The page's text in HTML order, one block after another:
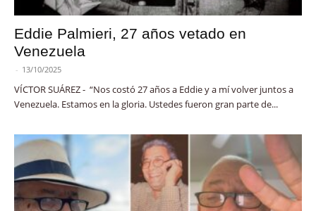
Eddie Palmieri, 27 años vetado en
Venezuela
- 13/10/2025
VÍCTOR SUÁREZ - “Nos costó 27 años a Eddie y a mí volver juntos a
Venezuela. Estamos en la gloria. Ustedes fueron gran parte de...